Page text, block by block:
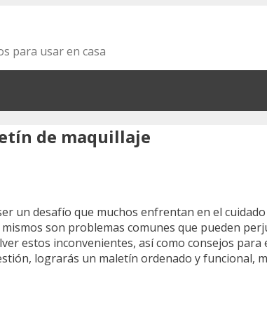
para usar en casa
de maquillaje
un desafío que muchos enfrentan en el
son problemas comunes que pueden
estos inconvenientes, así como consejos para
lograrás un maletín ordenado y funcional,